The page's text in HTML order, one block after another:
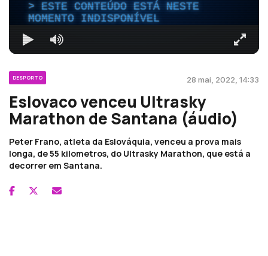
ESTE CONTEÚDO ESTÁ NESTE
MOMENTO INDISPONÍVEL
DESPORTO 28 mai, 2022, 14:33
Eslovaco venceu Ultrasky
Marathon de Santana (áudio)
Peter Frano, atleta da Eslováquia, venceu a prova mais
longa, de 55 kilometros, do Ultrasky Marathon, que está a
decorrer em Santana.